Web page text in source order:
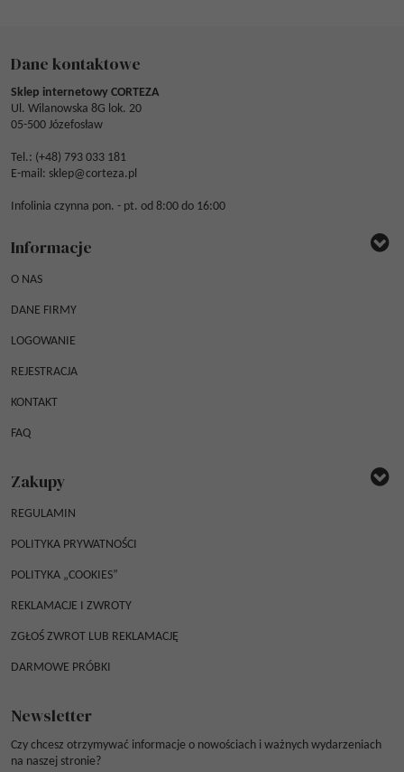
Dane kontaktowe
Sklep internetowy CORTEZA
Ul. Wilanowska 8G lok. 20
05-500 Józefosław
Tel.: (+48) 793 033 181
E-mail: sklep@corteza.pl
Infolinia czynna pon. - pt. od 8:00 do 16:00
Informacje
O NAS
DANE FIRMY
LOGOWANIE
REJESTRACJA
KONTAKT
FAQ
Zakupy
REGULAMIN
POLITYKA PRYWATNOŚCI
POLITYKA „COOKIES”
REKLAMACJE I ZWROTY
ZGŁOŚ ZWROT LUB REKLAMACJĘ
DARMOWE PRÓBKI
Newsletter
Czy chcesz otrzymywać informacje o nowościach i ważnych wydarzeniach
na naszej stronie?